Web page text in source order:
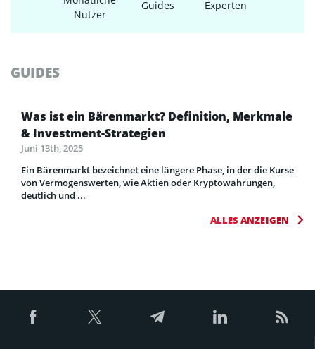
Nutzer
Guides
Experten
GUIDES
Was ist ein Bärenmarkt? Definition, Merkmale
& Investment-Strategien
Juni 13th, 2025
Ein Bärenmarkt bezeichnet eine längere Phase, in der die Kurse
von Vermögenswerten, wie Aktien oder Kryptowährungen,
deutlich und ...
ALLES ANZEIGEN